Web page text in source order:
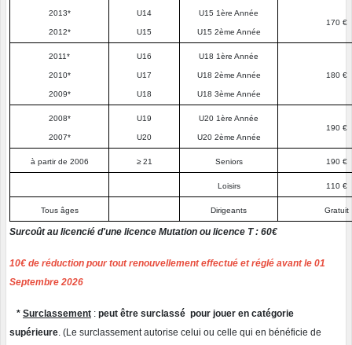
2013*
2012*
U14
U15
U15 1ère Année
U15 2ème Année
170 €
2011*
2010*
2009*
U16
U17
U18
U18 1ère Année
U18 2ème Année
U18 3ème Année
180 €
2008*
2007*
U19
U20
U20 1ère Année
U20 2ème Année
190 €
à partir de 2006 ≥ 21 Seniors 190 €
Loisirs 110 €
Tous âges Dirigeants Gratuit
Surcoût au licencié d'une licence Mutation ou licence T : 60€
10€ de réduction pour tout renouvellement effectué et réglé avant le 01
Septembre 2026
* Surclassement : peut être surclassé pour jouer en catégorie
supérieure. (Le surclassement autorise celui ou celle qui en bénéficie de